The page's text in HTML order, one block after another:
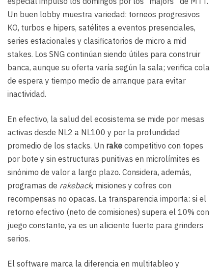
Un buen lobby muestra variedad: torneos progresivos
KO, turbos e hipers, satélites a eventos presenciales,
series estacionales y clasificatorios de micro a mid
stakes. Los SNG continúan siendo útiles para construir
banca, aunque su oferta varía según la sala; verifica cola
de espera y tiempo medio de arranque para evitar
inactividad.
En efectivo, la salud del ecosistema se mide por mesas
activas desde NL2 a NL100 y por la profundidad
promedio de los stacks. Un rake competitivo con topes
por bote y sin estructuras punitivas en microlímites es
sinónimo de valor a largo plazo. Considera, además,
programas de rakeback, misiones y cofres con
recompensas no opacas. La transparencia importa: si el
retorno efectivo (neto de comisiones) supera el 10% con
juego constante, ya es un aliciente fuerte para grinders
serios.
El software marca la diferencia en multitableo y